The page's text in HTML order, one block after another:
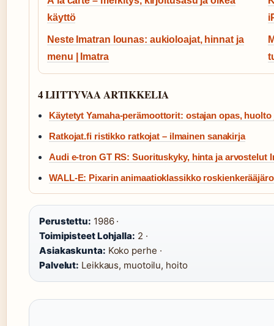
käyttö
Neste Imatran lounas: aukioloajat, hinnat ja
menu | Imatra
4 LIITTYVAA ARTIKKELIA
Käytetyt Yamaha-perämoottorit: ostajan opas, huolto
Ratkojat.fi ristikko ratkojat – ilmainen sanakirja
Audi e-tron GT RS: Suorituskyky, hinta ja arvostelut
WALL-E: Pixarin animaatioklassikko
Perustettu: 1986 ·
Toimipisteet Lohjalla: 2 ·
Asiakaskunta: Koko perhe ·
Palvelut: Leikkaus, muotoilu, hoito